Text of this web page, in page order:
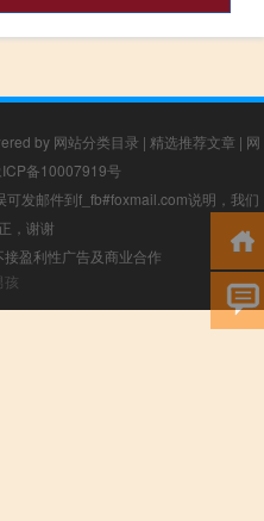
by 网站分类目录 | 精选推荐文章 | 网
ICP备10007919号
发邮件到f_fb#foxmail.com说明，我们
，谢谢
盈利性广告及商业合作
孩